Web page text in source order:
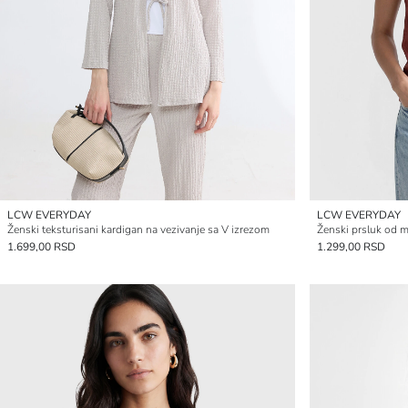
LCW EVERYDAY
Ženski teksturisani kardigan na vezivanje sa V izrezom
1.699,00 RSD
LCW EVERYDAY
Ženski prsluk od
1.299,00 RSD